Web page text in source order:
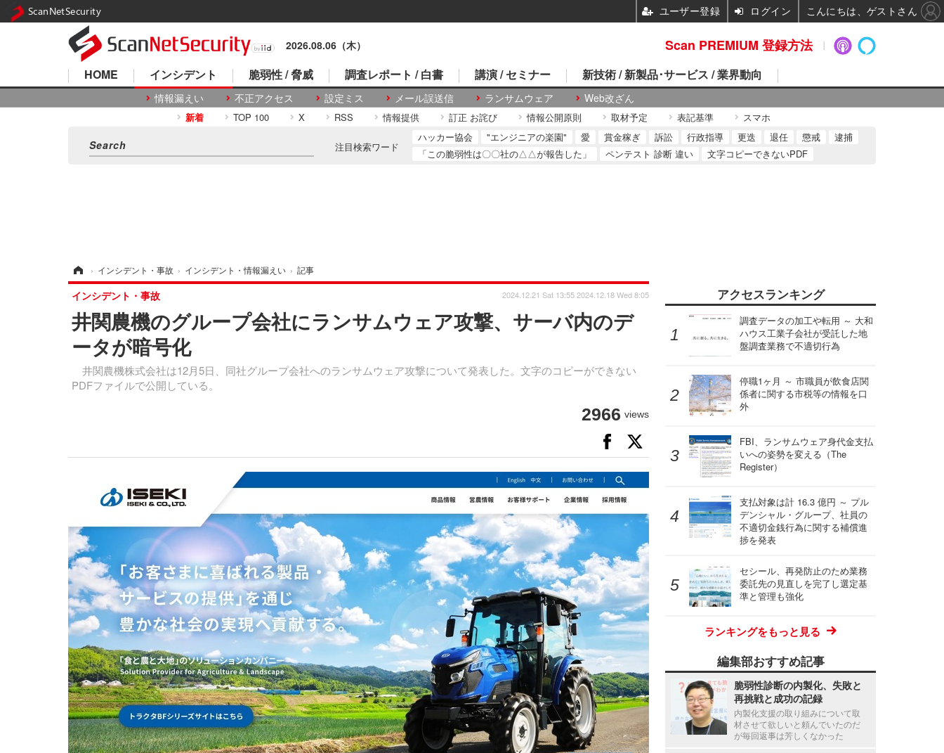
2026.08.06（木）
HOME インシデント
情報漏えい 不正アクセス 設定ミス メール誤送信 ランサムウェア Web改ざん
脆弱性 / 脅威 調査レポート / 白書 講演 / セミナー 新技術 / 新製品･サービス / 業界動向
新着 TOP 100 X RSS 情報提供 訂正 お詫び 情報公開原則 取材予定 表記基準 スマホ
注目検索ワード
ハッカー協会 "エンジニアの楽園" 愛 賞金稼ぎ 訴訟 行政指導 更迭 退任 懲戒
逮捕
「この脆弱性は〇〇社の△△が報告した」
ペンテスト 診断 違い 文字コピーできないPDF
› インシデント・事故 › インシデント・情報漏えい › 記事
井関農機のグループ会社にランサムウェア攻撃、サーバ内のデ
ータが暗号化
井関農機株式会社は12月5日、同社グループ会社へのランサムウェア攻撃について発表した。文字のコピーができない
PDFファイルで公開している。
インシデント・事故 2024.12.21 Sat 13:55 2024.12.18 Wed 8:05
2966 views
アクセスランキング
調査データの加工や転用 ～ 大和
ハウス工業子会社が受託した地
盤調査業務で不適切行為
停職1ヶ月 ～ 市職員が飲食店関
係者に関する市税等の情報を口
外
FBI、ランサムウェア身代金支払
いへの姿勢を変える（The
Register）
支払対象は計 16.3 億円 ～ プル
デンシャル・グループ、社員の
不適切金銭行為に関する補償進
捗を発表
セシール、再発防止のため業務
委託先の見直しを完了し選定基
準と管理も強化
ランキングをもっと見る
編集部おすすめ記事
脆弱性診断の内製化、失敗と
再挑戦と成功の記録
内製化支援の取り組みについて取
材させて欲しいと頼んでいたのだ
が毎回返事は芳しくなかった
Scan PREMIUM 登録方法
ScanNetSecurity ユーザー登録 ログイン こんにちは、ゲストさん